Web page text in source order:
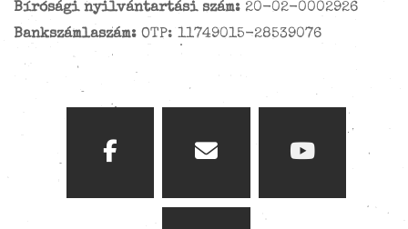
Bírósági nyilvántartási szám: 20-02-0002926
Bankszámlaszám: OTP: 11749015-28539076